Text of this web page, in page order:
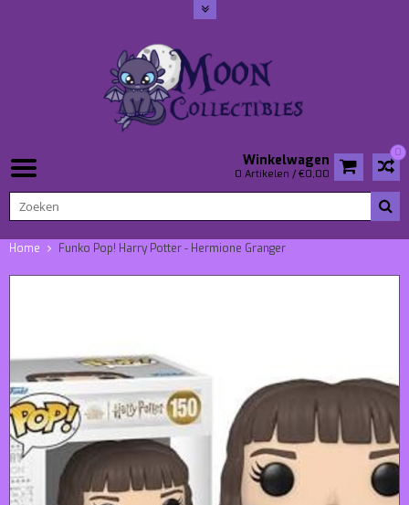
0
Winkelwagen
0 Artikelen / €0,00
Home Funko Pop! Harry Potter - Hermione Granger